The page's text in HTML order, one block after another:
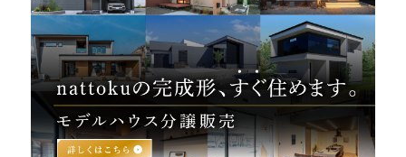
営業時間／10:00～20:00 定休日／年末年始
タップで電話をかける